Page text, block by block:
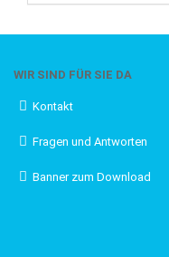
WIR SIND FÜR SIE DA
Kontakt
Fragen und Antworten
Banner zum Download